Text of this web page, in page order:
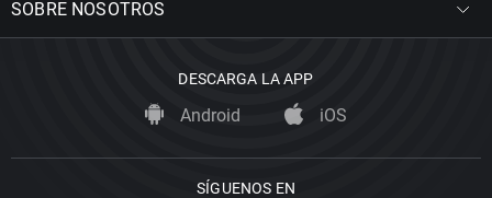
SOBRE NOSOTROS
DESCARGA LA APP
Android iOS
SÍGUENOS EN